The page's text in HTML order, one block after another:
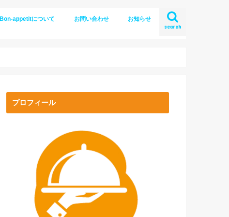
search
Bon-appetitについて お問い合わせ お知らせ
プロフィール